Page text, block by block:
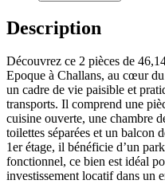
Description
Découvrez ce 2 pièces de
Epoque à Challans, au cœur
un cadre de vie paisible et
transports. Il comprend une
cuisine ouverte, une chambre
toilettes séparées et un balcon
1er étage, il bénéficie d’un
fonctionnel, ce bien est idéal
investissement locatif dans un